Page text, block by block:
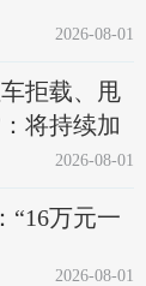
2026-08-01
拒载、甩
将持续加
2026-08-01
“16万元一
2026-08-01